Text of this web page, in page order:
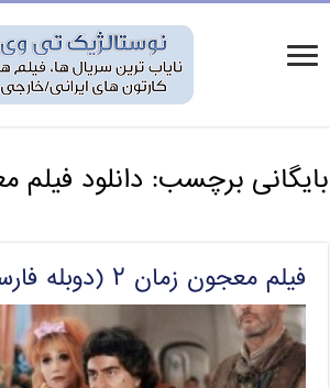
بایگانی برچسب: دانلود فیلم
فیلم معجون زمان ۲ (دوبله فارسی)